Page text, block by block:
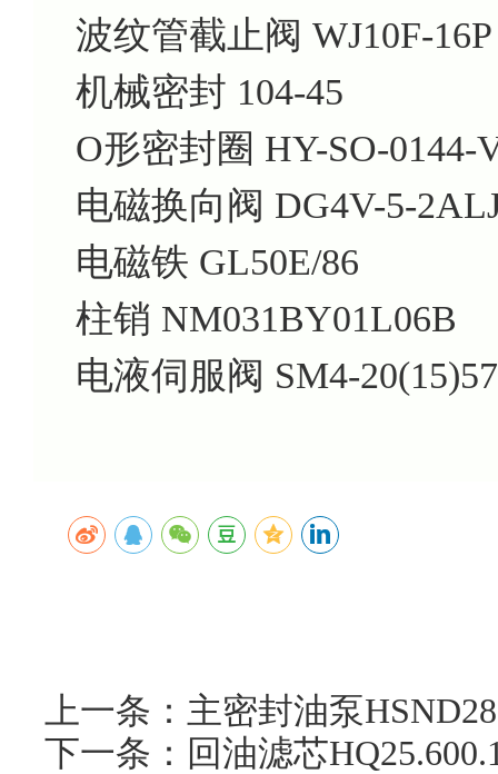
波纹管截止阀 WJ10F-16P
机械密封 104-45
O形密封圈 HY-SO-0144-
电磁换向阀 DG4V-5-
电磁铁 GL50E/86
柱销 NM031BY01L06B
电液伺服阀 SM4-
上一条：主密封油泵
下一条：回油滤芯